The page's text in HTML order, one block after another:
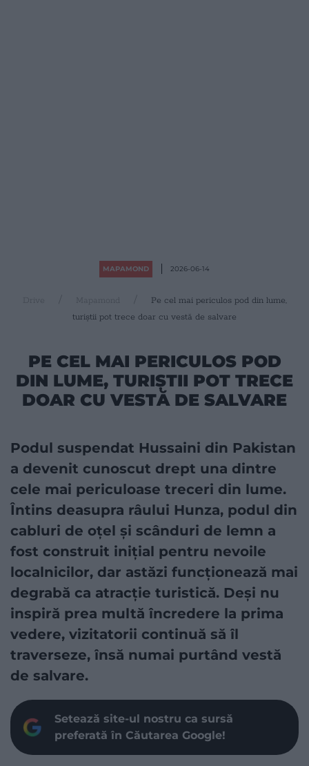
MAPAMOND 2026-06-14
Drive Mapamond
Pe cel mai periculos pod din lume,
turiștii pot trece doar cu vestă de salvare
PE CEL MAI PERICULOS POD
DIN LUME, TURIȘTII POT TRECE
DOAR CU VESTĂ DE SALVARE
Podul suspendat Hussaini din Pakistan
a devenit cunoscut drept una dintre
cele mai periculoase treceri din lume.
Întins deasupra râului Hunza, podul din
cabluri de oțel și scânduri de lemn a
fost construit inițial pentru nevoile
localnicilor, dar astăzi funcționează mai
degrabă ca atracție turistică. Deși nu
inspiră prea multă încredere la prima
vedere, vizitatorii continuă să îl
traverseze, însă numai purtând vestă
de salvare.
Setează site-ul nostru ca sursă
preferată în Căutarea Google!